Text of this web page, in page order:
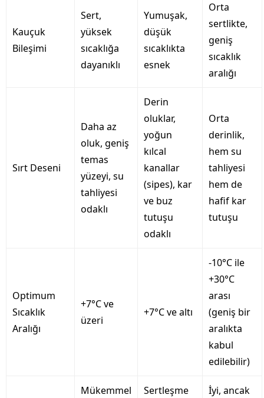
Kauçuk
Bileşimi
Sert,
yüksek
sıcaklığa
dayanıklı
Yumuşak,
düşük
sıcaklıkta
esnek
Orta
sertlikte,
geniş
sıcaklık
aralığı
Sırt Deseni
Daha az
oluk, geniş
temas
yüzeyi, su
tahliyesi
odaklı
Derin
oluklar,
yoğun
kılcal
kanallar
(sipes), kar
ve buz
tutuşu
odaklı
Orta
derinlik,
hem su
tahliyesi
hem de
hafif kar
tutuşu
Optimum
Sıcaklık
Aralığı
+7°C ve
üzeri
+7°C ve altı
-10°C ile
+30°C
arası
(geniş bir
aralıkta
kabul
edilebilir)
Mükemmel
Sertleşme
İyi, ancak